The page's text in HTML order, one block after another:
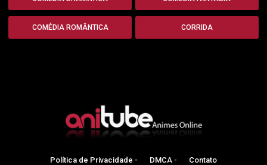
COMÉDIA ROMÂNTICA CORRIDA
Política de Privacidade - DMCA - Contato